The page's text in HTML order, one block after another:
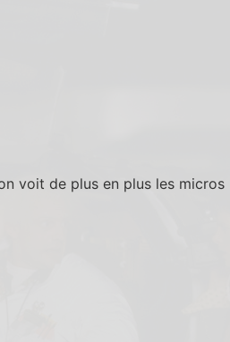
voit de plus en plus les micros